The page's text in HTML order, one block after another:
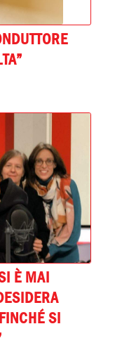
È MAI
SI